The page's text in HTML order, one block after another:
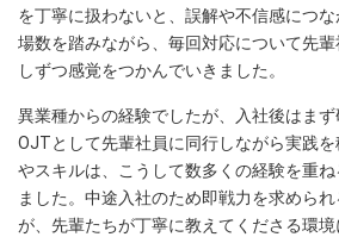
を丁寧に扱わないと、誤解や不信感につな
場数を踏みながら、毎回対応について先
しずつ感覚をつかんでいきました。
異業種からの経験でしたが、入社後はま
OJTとして先輩社員に同行しながら実践
やスキルは、こうして数多くの経験を重
ました。中途入社のため即戦力を求めら
が、先輩たちが丁寧に教えてくださる環境